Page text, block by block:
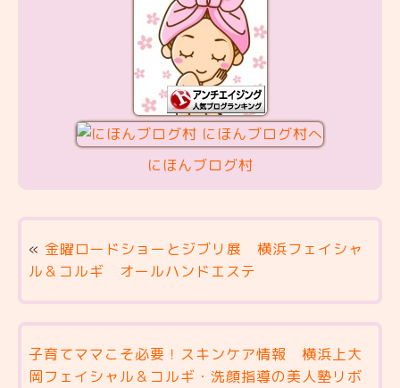
にほんブログ村
«金曜ロードショーとジブリ展 横浜フェイシャ
ル＆コルギ オールハンドエステ
子育てママこそ必要！スキンケア情報 横浜上大
岡フェイシャル＆コルギ・洗顔指導の美人塾リボ